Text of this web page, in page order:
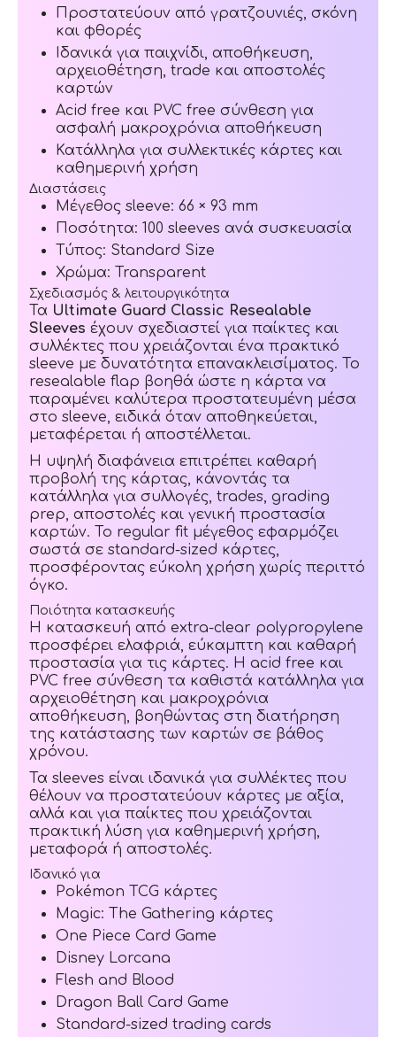
Προστατεύουν από γρατζουνιές, σκόνη
και φθορές
Ιδανικά για παιχνίδι, αποθήκευση,
αρχειοθέτηση, trade και αποστολές
καρτών
Acid free και PVC free σύνθεση για
ασφαλή μακροχρόνια αποθήκευση
Κατάλληλα για συλλεκτικές κάρτες και
καθημερινή χρήση
Διαστάσεις
Μέγεθος sleeve: 66 × 93 mm
Ποσότητα: 100 sleeves ανά συσκευασία
Τύπος: Standard Size
Χρώμα: Transparent
Σχεδιασμός & λειτουργικότητα
Τα Ultimate Guard Classic Resealable
Sleeves έχουν σχεδιαστεί για παίκτες και
συλλέκτες που χρειάζονται ένα πρακτικό
sleeve με δυνατότητα επανακλεισίματος. Το
resealable flap βοηθά ώστε η κάρτα να
παραμένει καλύτερα προστατευμένη μέσα
στο sleeve, ειδικά όταν αποθηκεύεται,
μεταφέρεται ή αποστέλλεται.
Η υψηλή διαφάνεια επιτρέπει καθαρή
προβολή της κάρτας, κάνοντάς τα
κατάλληλα για συλλογές, trades, grading
prep, αποστολές και γενική προστασία
καρτών. Το regular fit μέγεθος εφαρμόζει
σωστά σε standard-sized κάρτες,
προσφέροντας εύκολη χρήση χωρίς περιττό
όγκο.
Ποιότητα κατασκευής
Η κατασκευή από extra-clear polypropylene
προσφέρει ελαφριά, εύκαμπτη και καθαρή
προστασία για τις κάρτες. Η acid free και
PVC free σύνθεση τα καθιστά κατάλληλα για
αρχειοθέτηση και μακροχρόνια
αποθήκευση, βοηθώντας στη διατήρηση
της κατάστασης των καρτών σε βάθος
χρόνου.
Τα sleeves είναι ιδανικά για συλλέκτες που
θέλουν να προστατεύουν κάρτες με αξία,
αλλά και για παίκτες που χρειάζονται
πρακτική λύση για καθημερινή χρήση,
μεταφορά ή αποστολές.
Ιδανικό για
Pokémon TCG κάρτες
Magic: The Gathering κάρτες
One Piece Card Game
Disney Lorcana
Flesh and Blood
Dragon Ball Card Game
Standard-sized trading cards